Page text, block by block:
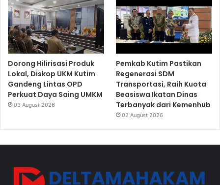
Dorong Hilirisasi Produk
Lokal, Diskop UKM Kutim
Gandeng Lintas OPD
Perkuat Daya Saing UMKM
03 August 2026
Pemkab Kutim Pastikan
Regenerasi SDM
Transportasi, Raih Kuota
Beasiswa Ikatan Dinas
Terbanyak dari Kemenhub
02 August 2026